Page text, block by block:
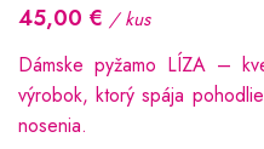
45,00 € / kus
Dámske pyžamo LÍZA –
výrobok, ktorý spája
nosenia.